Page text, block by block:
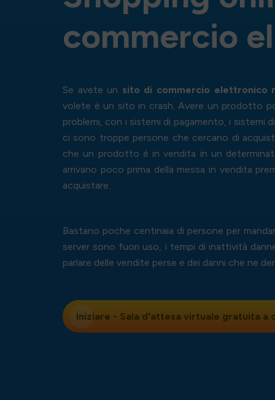
commercio el
Se avete un sito di commercio elettronico
volete è un sito in crash. Avere un prodotto
problemi, con i sistemi di pagamento, i sistemi
ci sono troppe persone che cercano di
che un prodotto è in vendita in un
arrivano poco prima della messa in vendita
acquistare.
Bastano poche centinaia di persone per
server sono fuori uso, i tempi di inattività
parlare delle vendite perse e dei danni che ne
Iniziare - Sala d'attesa virtuale gratuita a